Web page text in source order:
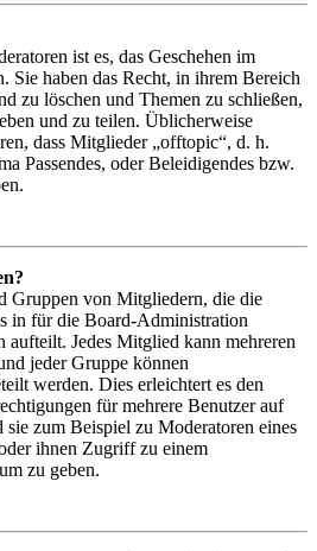
ist es, das Geschehen im
Sie haben das Recht, in ihrem Bereich
zu löschen und Themen zu schließen,
und zu teilen. Üblicherweise
dass Mitglieder „offtopic“, d. h.
Passendes, oder Beleidigendes bzw.
Gruppen von Mitgliedern, die die
in für die Board-Administration
aufteilt. Jedes Mitglied kann mehreren
jeder Gruppe können
werden. Dies erleichtert es den
für mehrere Benutzer auf
sie zum Beispiel zu Moderatoren eines
ihnen Zugriff zu einem
zu geben.